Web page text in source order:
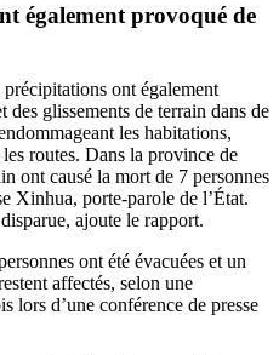
également provoqué de
précipitations ont également
glissements de terrain dans de
les habitations,
routes. Dans la province de
ont causé la mort de 7 personnes
Xinhua, porte-parole de l’État.
ajoute le rapport.
ont été évacuées et un
affectés, selon une
lors d’une conférence de presse